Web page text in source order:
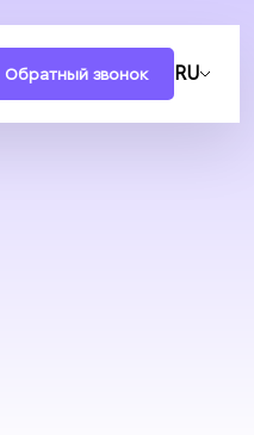
Обратный звонок RU